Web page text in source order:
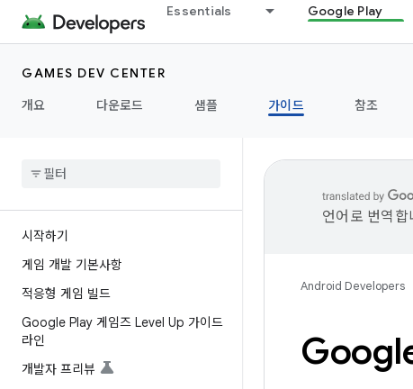
Essentials Google Play
GAMES DEV CENTER
개요
다운로드 샘플 가이드 참조
시작하기
게임 개발 기본사항
적응형 게임 빌드
Google Play 게임즈 Level Up 가이드
라인
개발자 프리뷰
언어로 번역
Android Developers